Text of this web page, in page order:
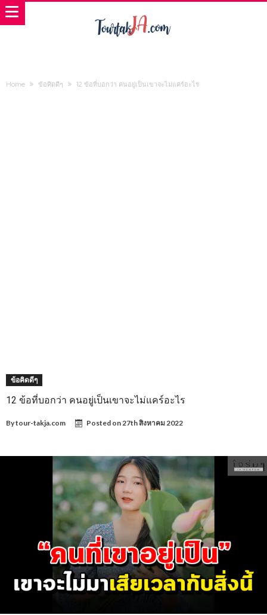
Home ข้อคิดดีๆ 12 ข้อที่บอกว่า คนอยู่เป็นเขาจะไม่แคร์อะไร
ข้อคิดดีๆ
12 ข้อที่บอกว่า คนอยู่เป็นเขาจะไม่แคร์อะไร
Bytour-takja.com Posted on27th สิงหาคม 2022